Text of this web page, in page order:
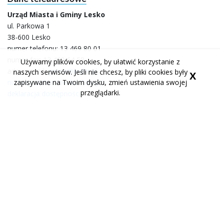
Urząd Miasta i Gminy Lesko
ul. Parkowa 1
38-600 Lesko
numer telefonu: 13 469 80 01
numer fax: 13 469 64 58
adres email:gmina@lesko.pl
numery rachunków bankowych
Używamy plików cookies, by ułatwić korzystanie z
naszych serwisów. Jeśli nie chcesz, by pliki cookies były
zapisywane na Twoim dysku, zmień ustawienia swojej
przeglądarki.
X